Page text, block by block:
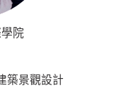
院
築景觀設計